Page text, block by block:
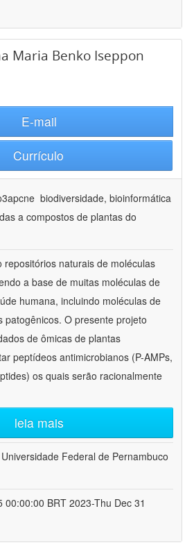
Maria Benko Iseppon
E-mail
Currículo
 biodiversidade, bioinformática
a compostos de plantas do
repositórios naturais de moléculas
a base de muitas moléculas de
humana, incluindo moléculas de
patogênicos. O presente projeto
de ômicas de plantas
peptídeos antimicrobianos (P-AMPs,
os quais serão racionalmente
leia mais
Universidade Federal de Pernambuco
00:00:00 BRT 2023-Thu Dec 31